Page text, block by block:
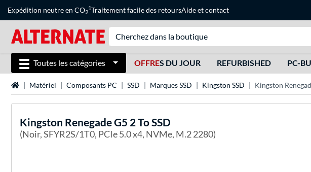
Expédition neutre en CO2
1Traitement facile des retoursAideetcontact
Toutes les catégories OFFRES DU JOUR REFURBISHED PC-
Page d'accueil
Matériel Composants PC SSD Marques SSD Kingston SSD Kingston
Kingston Renegade G5 2 To SSD
(Noir, SFYR2S/1T0, PCIe 5.0 x4, NVMe, M.2 2280)